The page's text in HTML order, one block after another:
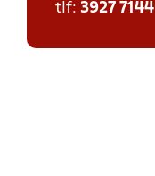
tlf: 3927 7144